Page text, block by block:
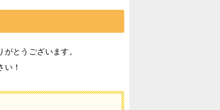
とうございます。
！